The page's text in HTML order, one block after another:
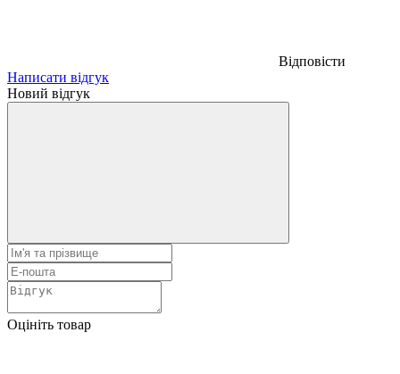
Відповісти
Написати відгук
Новий відгук
Оцініть товар